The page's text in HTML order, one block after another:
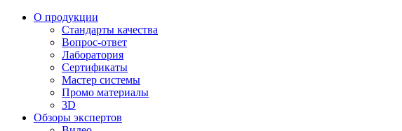
О продукции
Стандарты качества
Вопрос-ответ
Лаборатория
Сертификаты
Мастер системы
Промо материалы
3D
Обзоры экспертов